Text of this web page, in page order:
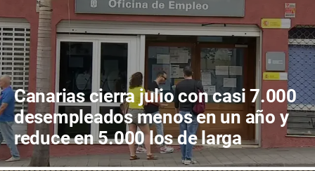
Canarias cierra julio con casi 7.000
desempleados menos en un año y
reduce en 5.000 los de larga
duración